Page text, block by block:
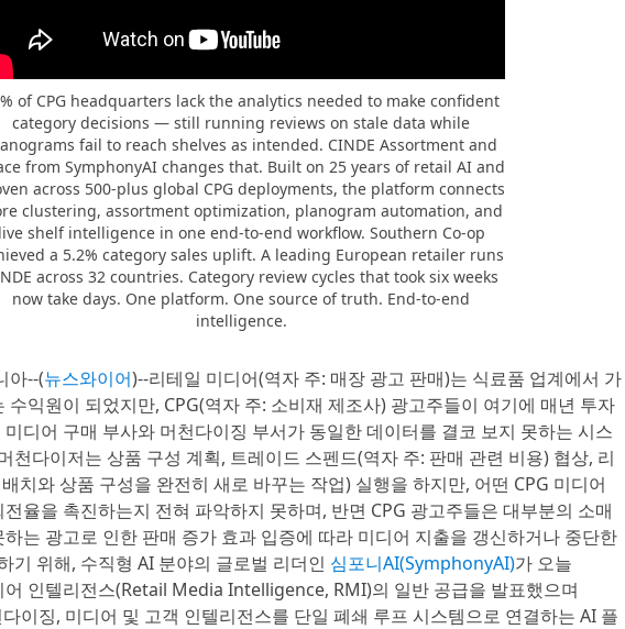
of CPG headquarters lack the analytics needed to make confident
category decisions — still running reviews on stale data while
fail to reach shelves as intended. CINDE Assortment and
from SymphonyAI changes that. Built on 25 years of retail AI and
across 500-plus global CPG deployments, the platform connects
clustering, assortment optimization, planogram automation, and
live shelf intelligence in one end-to-end workflow. Southern Co-op
a 5.2% category sales uplift. A leading European retailer runs
across 32 countries. Category review cycles that took six weeks
now take days. One platform. One source of truth. End-to-end
intelligence.
아--(뉴스와이어)--리테일 미디어(역자 주: 매장 광고 판매)는 식료품 업계에서 가
수익원이 되었지만, CPG(역자 주: 소비재 제조사) 광고주들이 여기에 매년 투자
디어 구매 부사와 머천다이징 부서가 동일한 데이터를 결코 보지 못하는 시스
천다이저는 상품 구성 계획, 트레이드 스펜드(역자 주: 판매 관련 비용) 협상, 리
치와 상품 구성을 완전히 새로 바꾸는 작업) 실행을 하지만, 어떤 CPG 미디어
율을 촉진하는지 전혀 파악하지 못하며, 반면 CPG 광고주들은 대부분의 소매
는 광고로 인한 판매 증가 효과 입증에 따라 미디어 지출을 갱신하거나 중단한
기 위해, 수직형 AI 분야의 글로벌 리더인 심포니AI(SymphonyAI)가 오늘
어 인텔리전스(Retail Media Intelligence, RMI)의 일반 공급을 발표했으며
이징, 미디어 및 고객 인텔리전스를 단일 폐쇄 루프 시스템으로 연결하는 AI 플